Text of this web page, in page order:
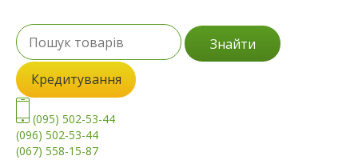
Знайти
Кредитування
(095) 502-53-44
(096) 502-53-44
(067) 558-15-87